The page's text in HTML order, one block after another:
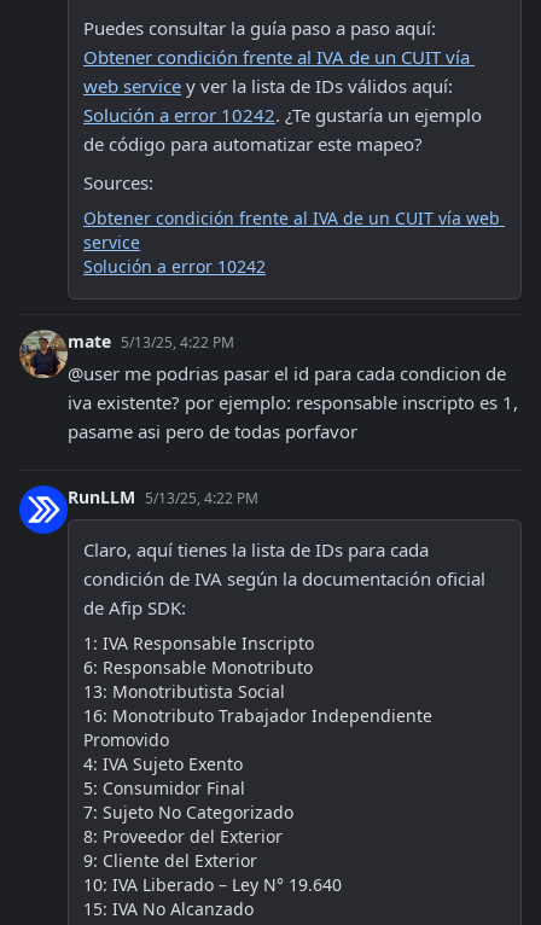
Obtener condición frente al IVA de un CUIT vía
web service
Solución a error 10242. ¿Te gustaría un ejemplo
de código para automatizar este mapeo?
Sources:
Obtener condición frente al IVA de un CUIT vía web
service
Solución a error 10242
mate 5/13/25, 4:22 PM
@user me podrias pasar el id para cada condicion de
iva existente? por ejemplo: responsable inscripto es 1,
pasame asi pero de todas porfavor
RunLLM 5/13/25, 4:22 PM
Claro, aquí tienes la lista de IDs para cada
condición de IVA según la documentación oficial
de Afip SDK:
1: IVA Responsable Inscripto
6: Responsable Monotributo
13: Monotributista Social
16: Monotributo Trabajador Independiente
Promovido
4: IVA Sujeto Exento
5: Consumidor Final
7: Sujeto No Categorizado
8: Proveedor del Exterior
9: Cliente del Exterior
10: IVA Liberado – Ley N° 19.640
15: IVA No Alcanzado